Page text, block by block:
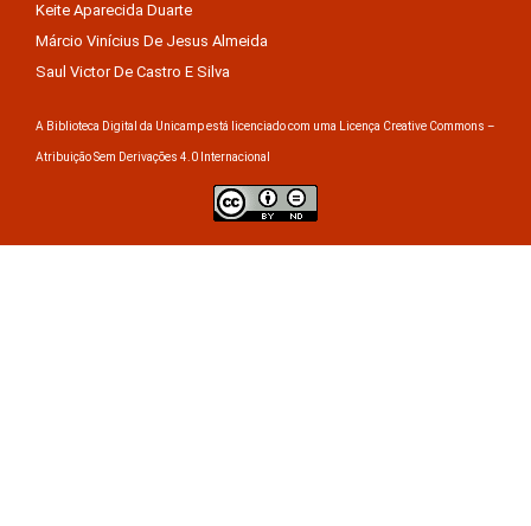
Keite Aparecida Duarte
Márcio Vinícius De Jesus Almeida
Saul Victor De Castro E Silva
A Biblioteca Digital da Unicamp está licenciado com uma Licença Creative Commons –
Atribuição Sem Derivações 4.0 Internacional